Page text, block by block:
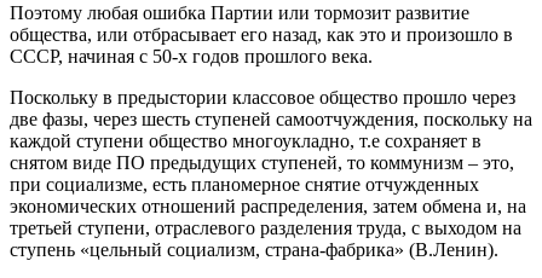
Поэтому любая ошибка Партии или тормозит развитие
общества, или отбрасывает его назад, как это и произошло в
СССР, начиная с 50-х годов прошлого века.
Поскольку в предыстории классовое общество прошло через
две фазы, через шесть ступеней самоотчуждения, поскольку на
каждой ступени общество многоукладно, т.е сохраняет в
снятом виде ПО предыдущих ступеней, то коммунизм – это,
при социализме, есть планомерное снятие отчужденных
экономических отношений распределения, затем обмена и, на
третьей ступени, отраслевого разделения труда, с выходом на
ступень «цельный социализм, страна-фабрика» (В.Ленин).